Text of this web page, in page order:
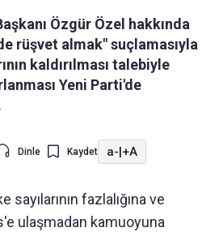
Özgür Özel hakkında
rüşvet almak" suçlamasıyla
kaldırılması talebiyle
Yeni Parti'de
Dinle Kaydet a-|+A
sayılarının fazlalığına ve
ulaşmadan kamuoyuna